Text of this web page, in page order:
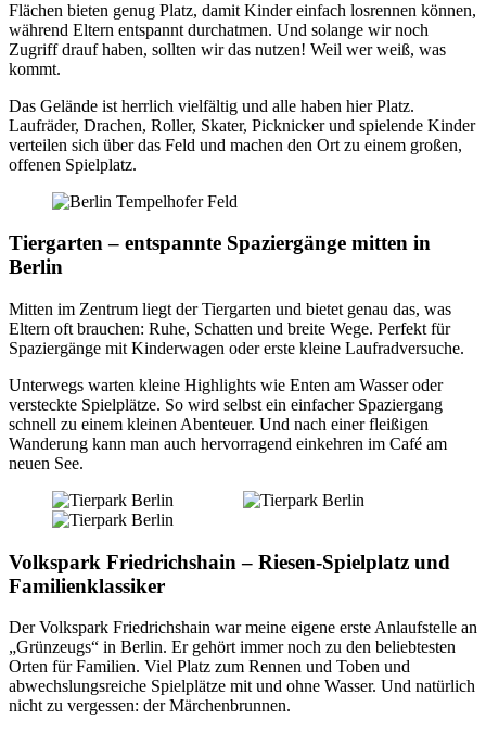
Flächen bieten genug Platz, damit Kinder einfach losrennen können,
während Eltern entspannt durchatmen. Und solange wir noch
Zugriff drauf haben, sollten wir das nutzen! Weil wer weiß, was
kommt.
Das Gelände ist herrlich vielfältig und alle haben hier Platz.
Laufräder, Drachen, Roller, Skater, Picknicker und spielende Kinder
verteilen sich über das Feld und machen den Ort zu einem großen,
offenen Spielplatz.
Tiergarten – entspannte Spaziergänge mitten in
Berlin
Mitten im Zentrum liegt der Tiergarten und bietet genau das, was
Eltern oft brauchen: Ruhe, Schatten und breite Wege. Perfekt für
Spaziergänge mit Kinderwagen oder erste kleine Laufradversuche.
Unterwegs warten kleine Highlights wie Enten am Wasser oder
versteckte Spielplätze. So wird selbst ein einfacher Spaziergang
schnell zu einem kleinen Abenteuer. Und nach einer fleißigen
Wanderung kann man auch hervorragend einkehren im Café am
neuen See.
Volkspark Friedrichshain – Riesen-Spielplatz und
Familienklassiker
Der Volkspark Friedrichshain war meine eigene erste Anlaufstelle an
„Grünzeugs“ in Berlin. Er gehört immer noch zu den beliebtesten
Orten für Familien. Viel Platz zum Rennen und Toben und
abwechslungsreiche Spielplätze mit und ohne Wasser. Und natürlich
nicht zu vergessen: der Märchenbrunnen.